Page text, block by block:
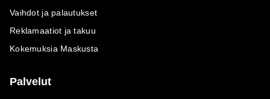
Vaihdot ja palautukset
Reklamaatiot ja takuu
Kokemuksia Maskusta
Palvelut